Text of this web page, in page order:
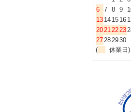
6 7 8 9
13 14 15 16
20212223
27282930
(
休業日)